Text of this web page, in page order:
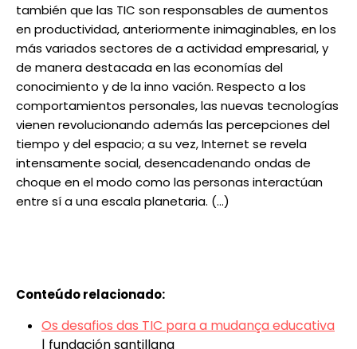
también que las TIC son responsables de aumentos
en productividad, anteriormente inimaginables, en los
más variados sectores de a actividad empresarial, y
de manera destacada en las economías del
conocimiento y de la inno vación. Respecto a los
comportamientos personales, las nuevas tecnologías
vienen revolucionando además las percepciones del
tiempo y del espacio; a su vez, Internet se revela
intensamente social, desencadenando ondas de
choque en el modo como las personas interactúan
entre sí a una escala planetaria. (…)
Conteúdo relacionado:
Os desafios das TIC para a mudança educativa
| fundación santillana